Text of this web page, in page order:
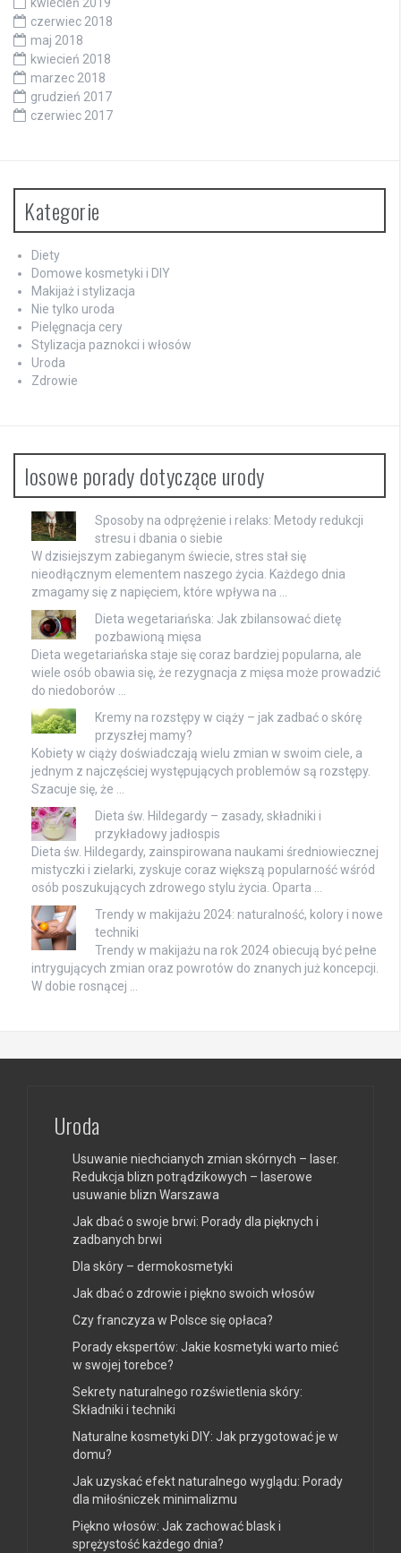
czerwiec 2018
maj 2018
kwiecień 2018
marzec 2018
grudzień 2017
czerwiec 2017
Kategorie
Diety
Domowe kosmetyki i DIY
Makijaż i stylizacja
Nie tylko uroda
Pielęgnacja cery
Stylizacja paznokci i włosów
Uroda
Zdrowie
losowe porady dotyczące urody
Sposoby na odprężenie i relaks: Metody redukcji
stresu i dbania o siebie
W dzisiejszym zabieganym świecie, stres stał się
nieodłącznym elementem naszego życia. Każdego dnia
zmagamy się z napięciem, które wpływa na …
Dieta wegetariańska: Jak zbilansować dietę
pozbawioną mięsa
Dieta wegetariańska staje się coraz bardziej popularna, ale
wiele osób obawia się, że rezygnacja z mięsa może prowadzić
do niedoborów …
Kremy na rozstępy w ciąży – jak zadbać o skórę
przyszłej mamy?
Kobiety w ciąży doświadczają wielu zmian w swoim ciele, a
jednym z najczęściej występujących problemów są rozstępy.
Szacuje się, że …
Dieta św. Hildegardy – zasady, składniki i
przykładowy jadłospis
Dieta św. Hildegardy, zainspirowana naukami średniowiecznej
mistyczki i zielarki, zyskuje coraz większą popularność wśród
osób poszukujących zdrowego stylu życia. Oparta …
Trendy w makijażu 2024: naturalność, kolory i nowe
techniki
Trendy w makijażu na rok 2024 obiecują być pełne
intrygujących zmian oraz powrotów do znanych już koncepcji.
W dobie rosnącej …
Uroda
Usuwanie niechcianych zmian skórnych – laser.
Redukcja blizn potrądzikowych – laserowe
usuwanie blizn Warszawa
Jak dbać o swoje brwi: Porady dla pięknych i
zadbanych brwi
Dla skóry – dermokosmetyki
Jak dbać o zdrowie i piękno swoich włosów
Czy franczyza w Polsce się opłaca?
Porady ekspertów: Jakie kosmetyki warto mieć
w swojej torebce?
Sekrety naturalnego rozświetlenia skóry:
Składniki i techniki
Naturalne kosmetyki DIY: Jak przygotować je w
domu?
Jak uzyskać efekt naturalnego wyglądu: Porady
dla miłośniczek minimalizmu
Piękno włosów: Jak zachować blask i
sprężystość każdego dnia?